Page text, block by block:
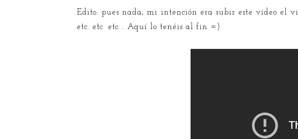
Edito: pues nada, mi intención era subir este vídeo el
etc. etc. etc... Aquí lo tenéis al fin =)